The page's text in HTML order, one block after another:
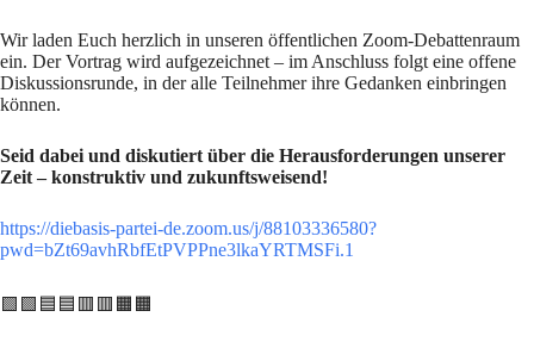
Wir laden Euch herzlich in unseren öffentlichen Zoom-Debattenraum
ein. Der Vortrag wird aufgezeichnet – im Anschluss folgt eine offene
Diskussionsrunde, in der alle Teilnehmer ihre Gedanken einbringen
können.
Seid dabei und diskutiert über die Herausforderungen unserer
Zeit – konstruktiv und zukunftsweisend!
https://diebasis-partei-de.zoom.us/j/88103336580?
pwd=bZt69avhRbfEtPVPPne3lkaYRTMSFi.1
🟩🟩🟦🟦🟥🟥🟧🟧